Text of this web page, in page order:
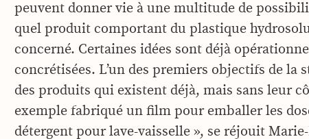
peuvent donner vie à une multitude de
quel produit comportant du plastique
concerné. Certaines idées sont déjà
concrétisées. L’un des premiers objectifs de la
des produits qui existent déjà, mais sans leur
exemple fabriqué un film pour emballer les
détergent pour lave-vaisselle », se réjouit